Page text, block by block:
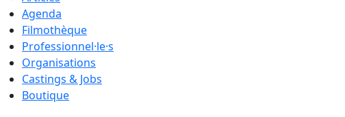
Agenda
Filmothèque
Professionnel·le·s
Organisations
Castings & Jobs
Boutique